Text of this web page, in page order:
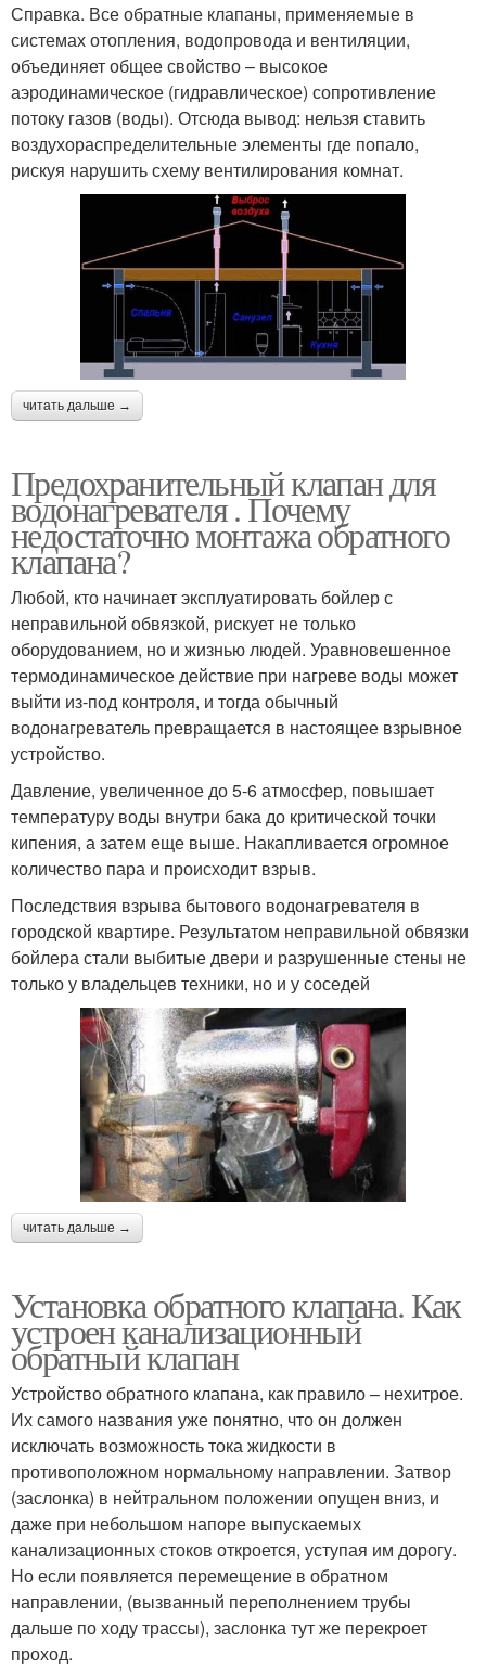
Справка. Все обратные клапаны, применяемые в
системах отопления, водопровода и вентиляции,
объединяет общее свойство – высокое
аэродинамическое (гидравлическое) сопротивление
потоку газов (воды). Отсюда вывод: нельзя ставить
воздухораспределительные элементы где попало,
рискуя нарушить схему вентилирования комнат.
читать дальше →
Предохранительный клапан для
водонагревателя . Почему
недостаточно монтажа обратного
клапана?
Любой, кто начинает эксплуатировать бойлер с
неправильной обвязкой, рискует не только
оборудованием, но и жизнью людей. Уравновешенное
термодинамическое действие при нагреве воды может
выйти из-под контроля, и тогда обычный
водонагреватель превращается в настоящее взрывное
устройство.
Давление, увеличенное до 5-6 атмосфер, повышает
температуру воды внутри бака до критической точки
кипения, а затем еще выше. Накапливается огромное
количество пара и происходит взрыв.
Последствия взрыва бытового водонагревателя в
городской квартире. Результатом неправильной обвязки
бойлера стали выбитые двери и разрушенные стены не
только у владельцев техники, но и у соседей
читать дальше →
Установка обратного клапана. Как
устроен канализационный
обратный клапан
Устройство обратного клапана, как правило – нехитрое.
Их самого названия уже понятно, что он должен
исключать возможность тока жидкости в
противоположном нормальному направлении. Затвор
(заслонка) в нейтральном положении опущен вниз, и
даже при небольшом напоре выпускаемых
канализационных стоков откроется, уступая им дорогу.
Но если появляется перемещение в обратном
направлении, (вызванный переполнением трубы
дальше по ходу трассы), заслонка тут же перекроет
проход.